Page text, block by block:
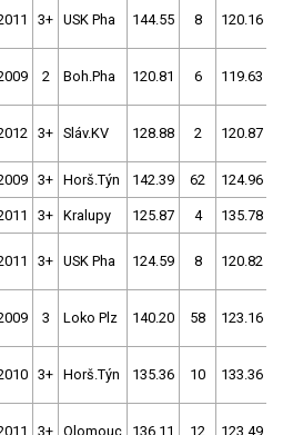
3+ USK Pha 144.55 8 120.16
2 Boh.Pha 120.81 6 119.63
3+ Sláv.KV 128.88 2 120.87
3+ Horš.Týn 142.39 62 124.96
3+ Kralupy 125.87 4 135.78
3+ USK Pha 124.59 8 120.82
3 Loko Plz 140.20 58 123.16
3+ Horš.Týn 135.36 10 133.36
3+ Olomouc 136.11 12 123.49